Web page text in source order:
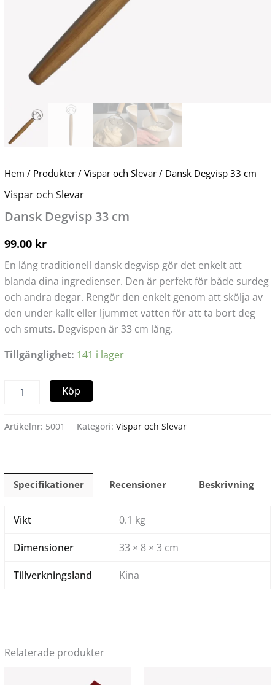
Hem / Produkter / Vispar och Slevar / Dansk Degvisp 33 cm
Vispar och Slevar
Dansk Degvisp 33 cm
99.00 kr
En lång traditionell dansk degvisp gör det enkelt att
blanda dina ingredienser. Den är perfekt för både surdeg
och andra degar. Rengör den enkelt genom att skölja av
den under kallt eller ljummet vatten för att ta bort deg
och smuts. Degvispen är 33 cm lång.
Tillgänglighet: 141 i lager
Köp
Artikelnr: 5001 Kategori: Vispar och Slevar
Specifikationer Recensioner Beskrivning
Vikt 0.1 kg
Dimensioner 33 × 8 × 3 cm
Tillverkningsland Kina
Relaterade produkter